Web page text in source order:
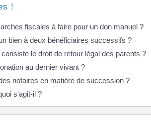
!
fiscales à faire pour un don manuel ?
bien à deux bénéficiaires successifs ?
le droit de retour légal des parents ?
au dernier vivant ?
notaires en matière de succession ?
s'agit-il ?